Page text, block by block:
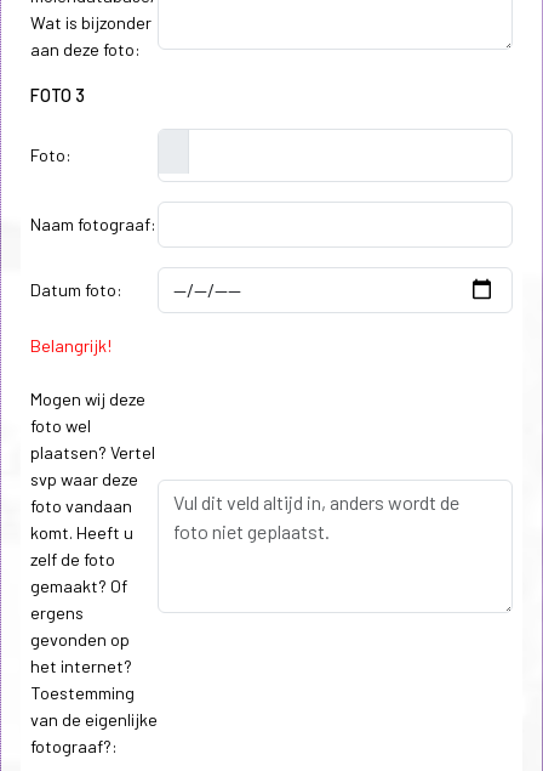
Wat is bijzonder
aan deze foto:
FOTO 3
Foto:
Naam fotograaf:
Datum foto:
Belangrijk!
Mogen wij deze
foto wel
plaatsen? Vertel
svp waar deze
foto vandaan
komt. Heeft u
zelf de foto
gemaakt? Of
ergens
gevonden op
het internet?
Toestemming
van de eigenlijke
fotograaf?: